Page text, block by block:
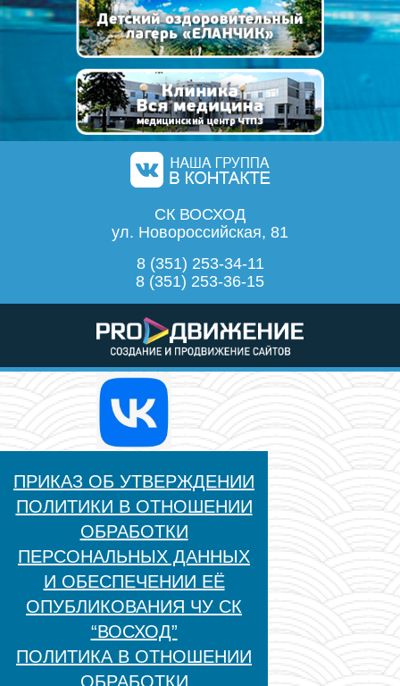
СК ВОСХОД
ул. Новороссийская, 81
8 (351) 253-34-11
8 (351) 253-36-15
ПРИКАЗ ОБ УТВЕРЖДЕНИИ
ПОЛИТИКИ В ОТНОШЕНИИ
ОБРАБОТКИ
ПЕРСОНАЛЬНЫХ ДАННЫХ
И ОБЕСПЕЧЕНИИ ЕЁ
ОПУБЛИКОВАНИЯ ЧУ СК
“ВОСХОД”
ПОЛИТИКА В ОТНОШЕНИИ
ОБРАБОТКИ